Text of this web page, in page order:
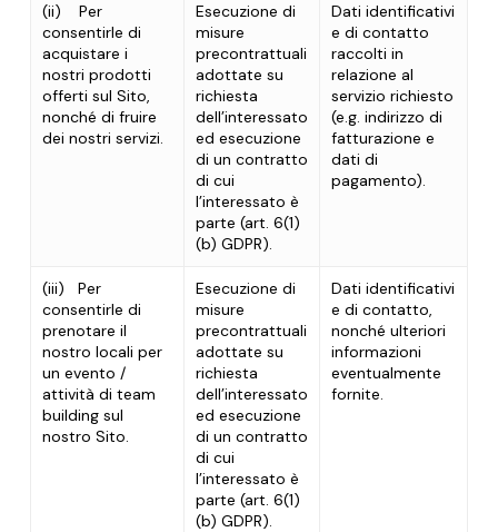
(ii) Per
consentirle di
acquistare i
nostri prodotti
offerti sul Sito,
nonché di fruire
dei nostri servizi.
Esecuzione di
misure
precontrattuali
adottate su
richiesta
dell’interessato
ed esecuzione
di un contratto
di cui
l’interessato è
parte (art. 6(1)
(b) GDPR).
Dati identificativi
e di contatto
raccolti in
relazione al
servizio richiesto
(e.g. indirizzo di
fatturazione e
dati di
pagamento).
(iii) Per
consentirle di
prenotare il
nostro locali per
un evento /
attività di team
buildingsul
nostro Sito.
Esecuzione di
misure
precontrattuali
adottate su
richiesta
dell’interessato
ed esecuzione
di un contratto
di cui
l’interessato è
parte (art. 6(1)
(b) GDPR).
Dati identificativi
e di contatto,
nonché ulteriori
informazioni
eventualmente
fornite.